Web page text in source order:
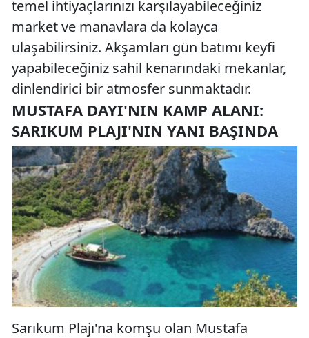
temel ihtiyaçlarınızı karşılayabileceğiniz
market ve manavlara da kolayca
ulaşabilirsiniz. Akşamları gün batımı keyfi
yapabileceğiniz sahil kenarındaki mekanlar,
dinlendirici bir atmosfer sunmaktadır.
MUSTAFA DAYI'NIN KAMP ALANI:
SARIKUM PLAJI'NIN YANI BAŞINDA
Sarıkum Plajı'na komşu olan Mustafa